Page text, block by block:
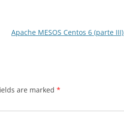
Apache MESOS Centos 6 (parte III)
are marked *